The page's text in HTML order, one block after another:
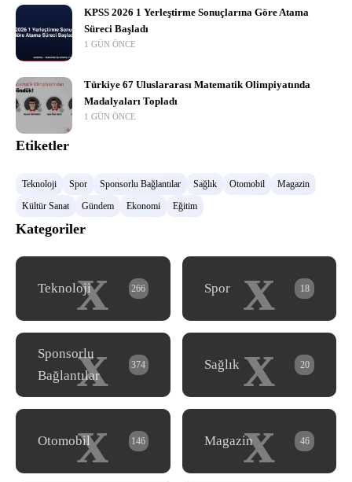
KPSS 2026 1 Yerleştirme Sonuçlarına Göre Atama
Süreci Başladı
1 GÜN ÖNCE
Türkiye 67 Uluslararası Matematik Olimpiyatında
Madalyaları Topladı
1 GÜN ÖNCE
Etiketler
Teknoloji Spor Sponsorlu Bağlantılar Sağlık Otomobil
Magazin
Kültür Sanat
Gündem Ekonomi Eğitim
Kategoriler
x
Teknoloji 266 x
Spor 18
x
Sponsorlu
Bağlantılar
374 x
Sağlık 20
x
Otomobil 146 x
Magazin 46